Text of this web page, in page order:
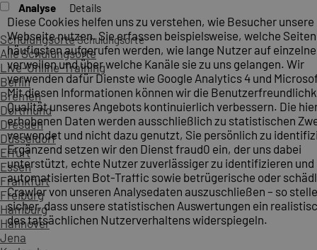
SchulungsorteSchulungsorte
Alle Schulungsorte
Live-Online-Training
Berlin
Bremen
Dortmund
Dresden
Düsseldorf
Erfurt
Essen
Frankfurt
Freiburg
Hamburg
Hannover
Jena
Analyse Details
Diese Cookies helfen uns zu verstehen, wie Besucher unsere
Webseite nutzen. Sie erfassen beispielsweise, welche
häufigsten aufgerufen werden, wie lange Nutzer auf
verweilen und über welche Kanäle sie zu uns gelangen. Wir
verwenden dafür Dienste wie Google Analytics 4 und
Mit diesen Informationen können wir die
Qualität unseres Angebots kontinuierlich verbessern. Die
erhobenen Daten werden ausschließlich zu statistischen
verwendet und nicht dazu genutzt, Sie persönlich zu
Ergänzend setzen wir den Dienst fraud0 ein, der uns dabei
unterstützt, echte Nutzer zuverlässiger zu identifizieren und
automatisierten Bot-Traffic sowie betrügerische oder
Crawler von unseren Analysedaten auszuschließen – so
sicher, dass unsere statistischen Auswertungen ein
des tatsächlichen Nutzerverhaltens widerspiegeln.